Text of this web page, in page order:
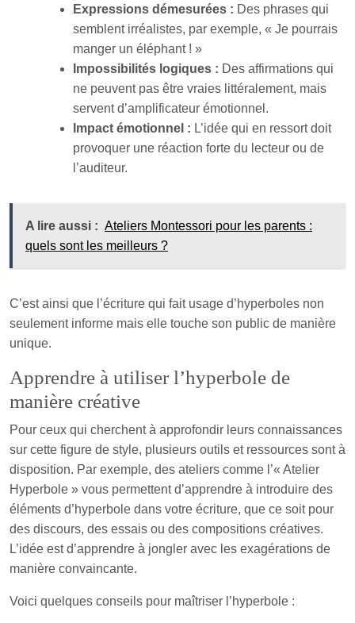
Expressions démesurées : Des phrases qui
semblent irréalistes, par exemple, « Je pourrais
manger un éléphant ! »
Impossibilités logiques : Des affirmations qui
ne peuvent pas être vraies littéralement, mais
servent d’amplificateur émotionnel.
Impact émotionnel : L’idée qui en ressort doit
provoquer une réaction forte du lecteur ou de
l’auditeur.
A lire aussi : Ateliers Montessori pour les parents :
quels sont les meilleurs ?
C’est ainsi que l’écriture qui fait usage d’hyperboles non
seulement informe mais elle touche son public de manière
unique.
Apprendre à utiliser l’hyperbole de
manière créative
Pour ceux qui cherchent à approfondir leurs connaissances
sur cette figure de style, plusieurs outils et ressources sont à
disposition. Par exemple, des ateliers comme l’« Atelier
Hyperbole » vous permettent d’apprendre à introduire des
éléments d’hyperbole dans votre écriture, que ce soit pour
des discours, des essais ou des compositions créatives.
L’idée est d’apprendre à jongler avec les exagérations de
manière convaincante.
Voici quelques conseils pour maîtriser l’hyperbole :